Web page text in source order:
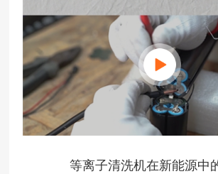
等离子清洗机在新能源中